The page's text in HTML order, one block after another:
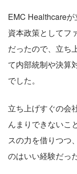
EMC Healthcareが
資本政策としてフ
だったので、立ち
て内部統制や決算
でした。
立ち上げすぐの会
んまりできないこ
スの力を借りつつ
のはいい経験だっ